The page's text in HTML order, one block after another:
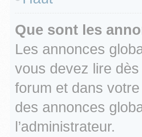
Que sont les
Les annonces
vous devez lire
forum et dans
des annonces
l’administrateur.